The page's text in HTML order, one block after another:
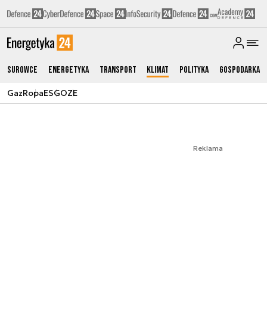
Surowce Energetyka Transport Klimat Polityka Gospodarka
GazRopaESGOZE
Reklama